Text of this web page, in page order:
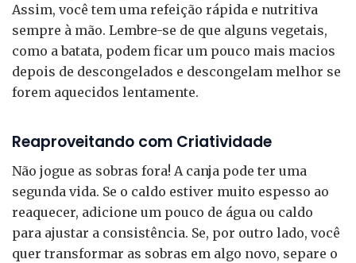
Assim, você tem uma refeição rápida e nutritiva
sempre à mão. Lembre-se de que alguns vegetais,
como a batata, podem ficar um pouco mais macios
depois de descongelados e descongelam melhor se
forem aquecidos lentamente.
Reaproveitando com Criatividade
Não jogue as sobras fora! A canja pode ter uma
segunda vida. Se o caldo estiver muito espesso ao
reaquecer, adicione um pouco de água ou caldo
para ajustar a consistência. Se, por outro lado, você
quer transformar as sobras em algo novo, separe o